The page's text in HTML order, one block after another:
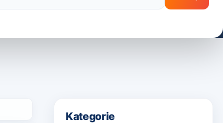
Kategorie